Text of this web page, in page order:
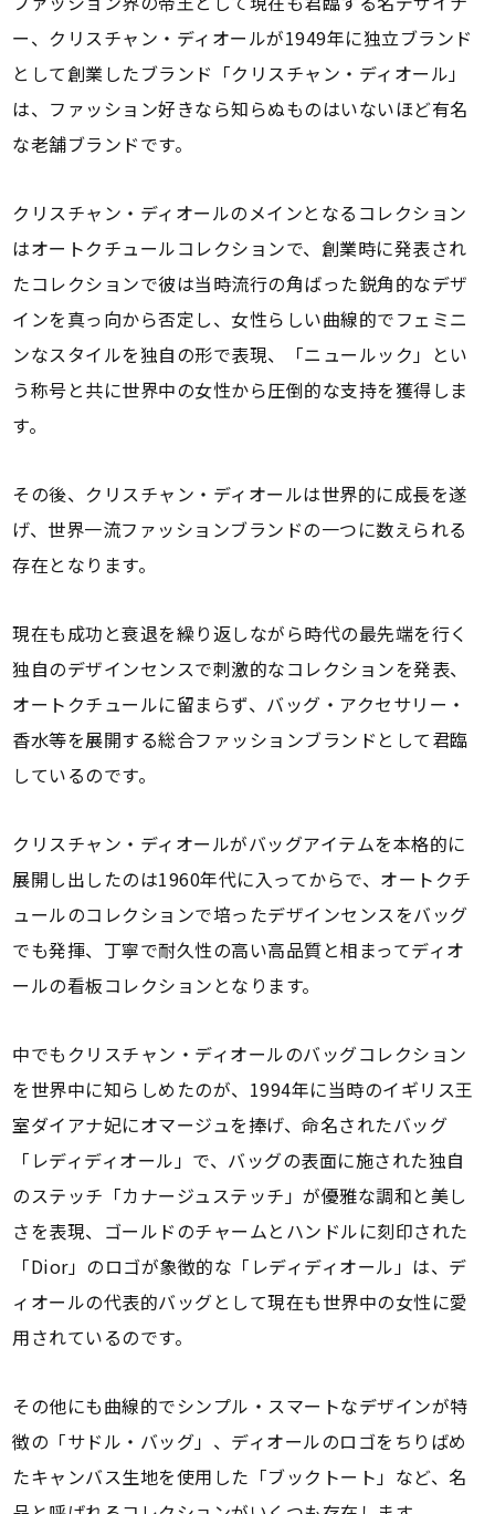
ー、クリスチャン・ディオールが1949年に独立ブランド
として創業したブランド「クリスチャン・ディオール」
は、ファッション好きなら知らぬものはいないほど有名
な老舗ブランドです。
クリスチャン・ディオールのメインとなるコレクション
はオートクチュールコレクションで、創業時に発表され
たコレクションで彼は当時流行の角ばった鋭角的なデザ
インを真っ向から否定し、女性らしい曲線的でフェミニ
ンなスタイルを独自の形で表現、「ニュールック」とい
う称号と共に世界中の女性から圧倒的な支持を獲得しま
す。
その後、クリスチャン・ディオールは世界的に成長を遂
げ、世界一流ファッションブランドの一つに数えられる
存在となります。
現在も成功と衰退を繰り返しながら時代の最先端を行く
独自のデザインセンスで刺激的なコレクションを発表、
オートクチュールに留まらず、バッグ・アクセサリー・
香水等を展開する総合ファッションブランドとして君臨
しているのです。
クリスチャン・ディオールがバッグアイテムを本格的に
展開し出したのは1960年代に入ってからで、オートクチ
ュールのコレクションで培ったデザインセンスをバッグ
でも発揮、丁寧で耐久性の高い高品質と相まってディオ
ールの看板コレクションとなります。
中でもクリスチャン・ディオールのバッグコレクション
を世界中に知らしめたのが、1994年に当時のイギリス王
室ダイアナ妃にオマージュを捧げ、命名されたバッグ
「レディディオール」で、バッグの表面に施された独自
のステッチ「カナージュステッチ」が優雅な調和と美し
さを表現、ゴールドのチャームとハンドルに刻印された
「Dior」のロゴが象徴的な「レディディオール」は、デ
ィオールの代表的バッグとして現在も世界中の女性に愛
用されているのです。
その他にも曲線的でシンプル・スマートなデザインが特
徴の「サドル・バッグ」、ディオールのロゴをちりばめ
たキャンバス生地を使用した「ブックトート」など、名